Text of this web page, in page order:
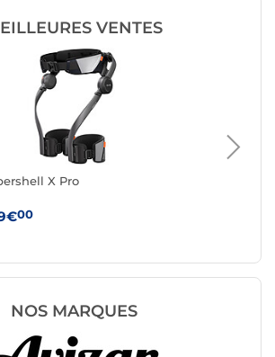
VENTES
X Pro
00
NOS MARQUES